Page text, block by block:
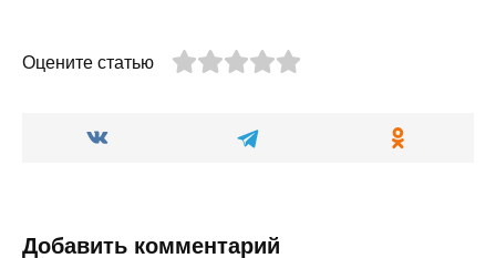
Оцените статью
Добавить комментарий